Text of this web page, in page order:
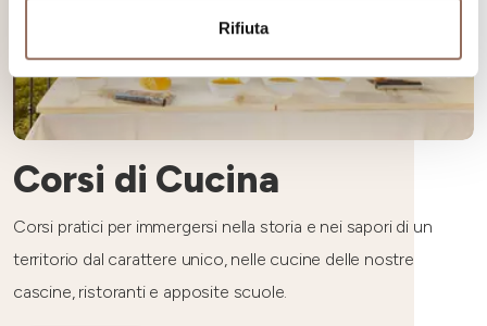
Rifiuta
Corsi di Cucina
Corsi pratici per immergersi nella storia e nei sapori di un
territorio dal carattere unico, nelle cucine delle nostre
cascine, ristoranti e apposite scuole.